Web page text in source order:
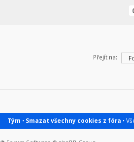
Přejít na:
Tým • Smazat všechny cookies z fóra •